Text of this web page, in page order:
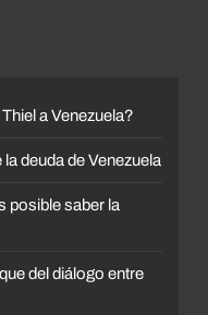
a Venezuela?
deuda de Venezuela
posible saber la
del diálogo entre